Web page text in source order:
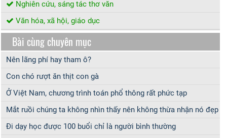
Nghiên cứu, sáng tác thơ văn
Văn hóa, xã hội, giáo dục
Bài cùng chuyên mục
Nên lãng phí hay tham ô?
Con chó rượt ăn thịt con gà
Ở Việt Nam, chương trình toán phổ thông rất phức tạp
Mắt ruồi chúng ta không nhìn thấy nên không thừa nhận nó đẹp
Đi dạy học được 100 buổi chỉ là người bình thường